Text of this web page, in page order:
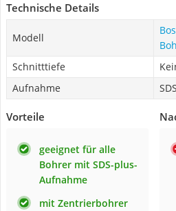
Technische Details
Modell
Schnitttiefe
Aufnahme
Vorteile
geeignet für alle
Bohrer mit SDS-plus-
Aufnahme
mit Zentrierbohrer